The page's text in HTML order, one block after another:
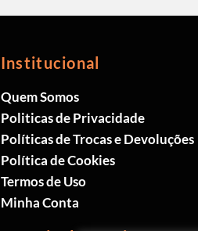
Institucional
Quem Somos
Politicas de Privacidade
Políticas de Trocas e Devoluções
Política de Cookies
Termos de Uso
Minha Conta